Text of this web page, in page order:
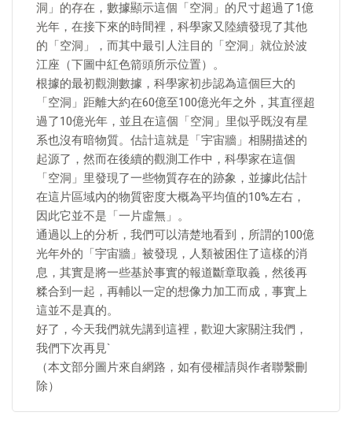
洞」的存在，數據顯示這個「空洞」的尺寸超過了1億
光年，在接下來的時間裡，科學家又陸續發現了其他
的「空洞」，而其中最引人注目的「空洞」就位於波
江座（下圖中紅色箭頭所示位置）。
根據的最初觀測數據，科學家初步認為這個巨大的
「空洞」距離大約在60億至100億光年之外，其直徑超
過了10億光年，並且在這個「空洞」里似乎既沒有星
系也沒有暗物質。估計這就是「宇宙牆」相關描述的
起源了，然而在後續的觀測工作中，科學家在這個
「空洞」里發現了一些物質存在的跡象，並據此估計
在這片區域內的物質密度大概為平均值的10%左右，
因此它並不是「一片虛無」。
通過以上的分析，我們可以清楚地看到，所謂的100億
光年外的「宇宙牆」被發現，人類被困住了這樣的消
息，其實是將一些基於事實的報道斷章取義，然後再
糅合到一起，再輔以一定的想像力加工而成，事實上
這並不是真的。
好了，今天我們就先講到這裡，歡迎大家關注我們，
我們下次再見`
（本文部分圖片來自網路，如有侵權請與作者聯繫刪
除）